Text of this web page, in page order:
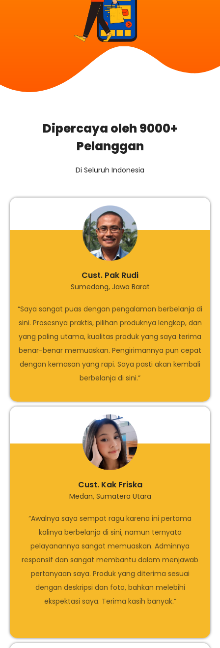
Dipercaya oleh 9000+
Pelanggan
Di Seluruh Indonesia
Cust. Pak Rudi
Sumedang, Jawa Barat
“Saya sangat puas dengan pengalaman berbelanja di
sini. Prosesnya praktis, pilihan produknya lengkap, dan
yang paling utama, kualitas produk yang saya terima
benar-benar memuaskan. Pengirimannya pun cepat
dengan kemasan yang rapi. Saya pasti akan kembali
berbelanja di sini.”
Cust. Kak Friska
Medan, Sumatera Utara
“Awalnya saya sempat ragu karena ini pertama
kalinya berbelanja di sini, namun ternyata
pelayanannya sangat memuaskan. Adminnya
responsif dan sangat membantu dalam menjawab
pertanyaan saya. Produk yang diterima sesuai
dengan deskripsi dan foto, bahkan melebihi
ekspektasi saya. Terima kasih banyak.”